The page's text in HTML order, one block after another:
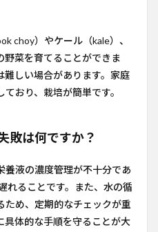
choy）やケール（kale）、
野菜を育てることができま
難しい場合があります。家庭
おり、栽培が簡単です。
敗は何ですか？
養液の濃度管理が不十分であ
れることです。また、水の循
ため、定期的なチェックが重
具体的な手順を守ることが大